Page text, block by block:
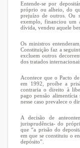
Entende-se por
próprio ou alheio, do
prejuízo de outros. Ou
exemplo, financiou um
dívida, vendeu aquele
Os ministros
Constituição faz a
excluem outros
dos tratados
Acontece que o Pacto
em 1992, proíbe a
contraria o direito à
pago pensão
nesse caso prevalece o
A decisão de
jurisprudência- do
que “a prisão do
em que se constituiu o
depósito”.